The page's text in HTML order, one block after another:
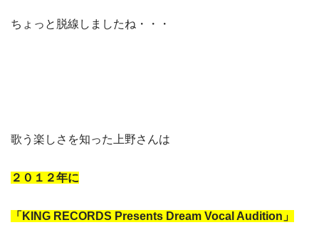
ちょっと脱線しましたね・・・
歌う楽しさを知った上野さんは
２０１２年に
「KING RECORDS Presents Dream Vocal Audition」